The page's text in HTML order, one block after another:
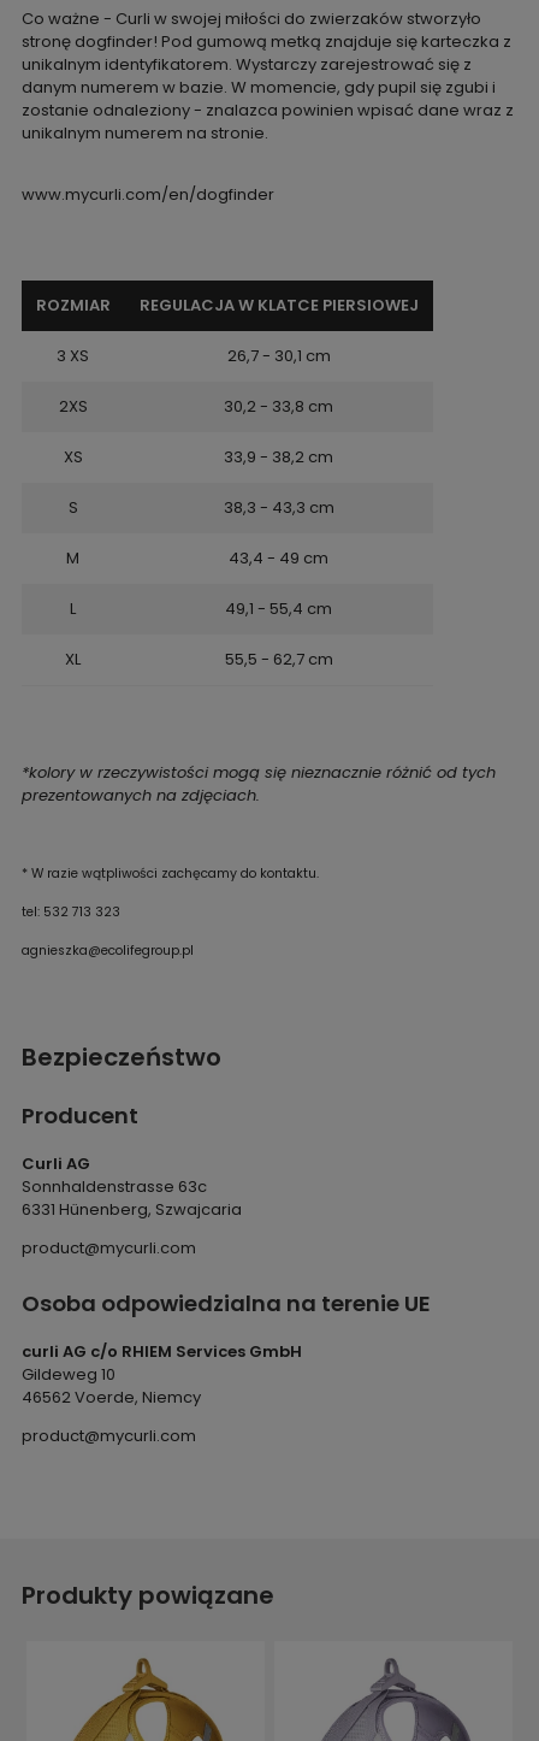
Co ważne - Curli w swojej miłości do zwierzaków stworzyło
stronę dogfinder! Pod gumową metką znajduje się karteczka z
unikalnym identyfikatorem. Wystarczy zarejestrować się z
danym numerem w bazie. W momencie, gdy pupil się zgubi i
zostanie odnaleziony - znalazca powinien wpisać dane wraz z
unikalnym numerem na stronie.
www.mycurli.com/en/dogfinder
ROZMIAR REGULACJA W KLATCE PIERSIOWEJ
3 XS 26,7 - 30,1 cm
2XS 30,2 - 33,8 cm
XS 33,9 - 38,2 cm
S 38,3 - 43,3 cm
M 43,4 - 49 cm
L 49,1 - 55,4 cm
XL 55,5 - 62,7 cm
*kolory w rzeczywistości mogą się nieznacznie różnić od tych
prezentowanych na zdjęciach.
* W razie wątpliwości zachęcamy do kontaktu.
tel: 532 713 323
agnieszka@ecolifegroup.pl
Bezpieczeństwo
Producent
Curli AG
Sonnhaldenstrasse 63c
6331 Hünenberg, Szwajcaria
product@mycurli.com
Osoba odpowiedzialna na terenie UE
curli AG c/o RHIEM Services GmbH
Gildeweg 10
46562 Voerde, Niemcy
product@mycurli.com
Produkty powiązane